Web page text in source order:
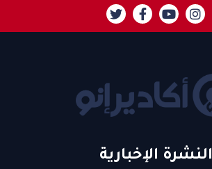
النشرة الإخبارية